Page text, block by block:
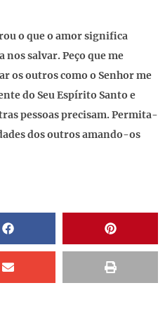
o que o amor significa
nos salvar. Peço que me
os outros como o Senhor me
do Seu Espírito Santo e
pessoas precisam. Permita-
dos outros amando-os